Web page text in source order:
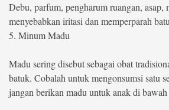
Debu, parfum, pengharum ruangan, asap,
menyebabkan iritasi dan memperparah
5. Minum Madu
Madu sering disebut sebagai obat
batuk. Cobalah untuk mengonsumsi satu
jangan berikan madu untuk anak di